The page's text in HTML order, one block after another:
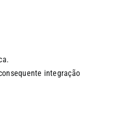
integração